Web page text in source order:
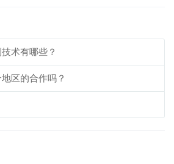
术有哪些？
区的合作吗？